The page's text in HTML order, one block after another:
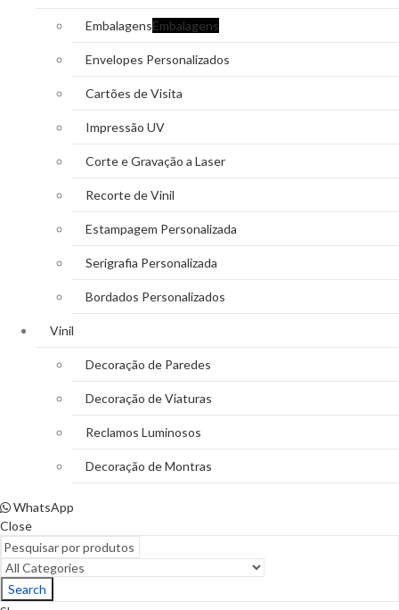
EmbalagensEmbalagens
Envelopes Personalizados
Cartões de Visita
Impressão UV
Corte e Gravação a Laser
Recorte de Vinil
Estampagem Personalizada
Serigrafia Personalizada
Bordados Personalizados
Vinil
Decoração de Paredes
Decoração de Viaturas
Reclamos Luminosos
Decoração de Montras
WhatsApp
Close
Search